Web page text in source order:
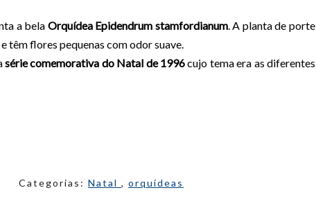
a bela Orquídea Epidendrum stamfordianum. A planta de porte
têm flores pequenas com odor suave.
série comemorativa do Natal de 1996cujo tema era as diferentes
Categorias: Natal , orquídeas